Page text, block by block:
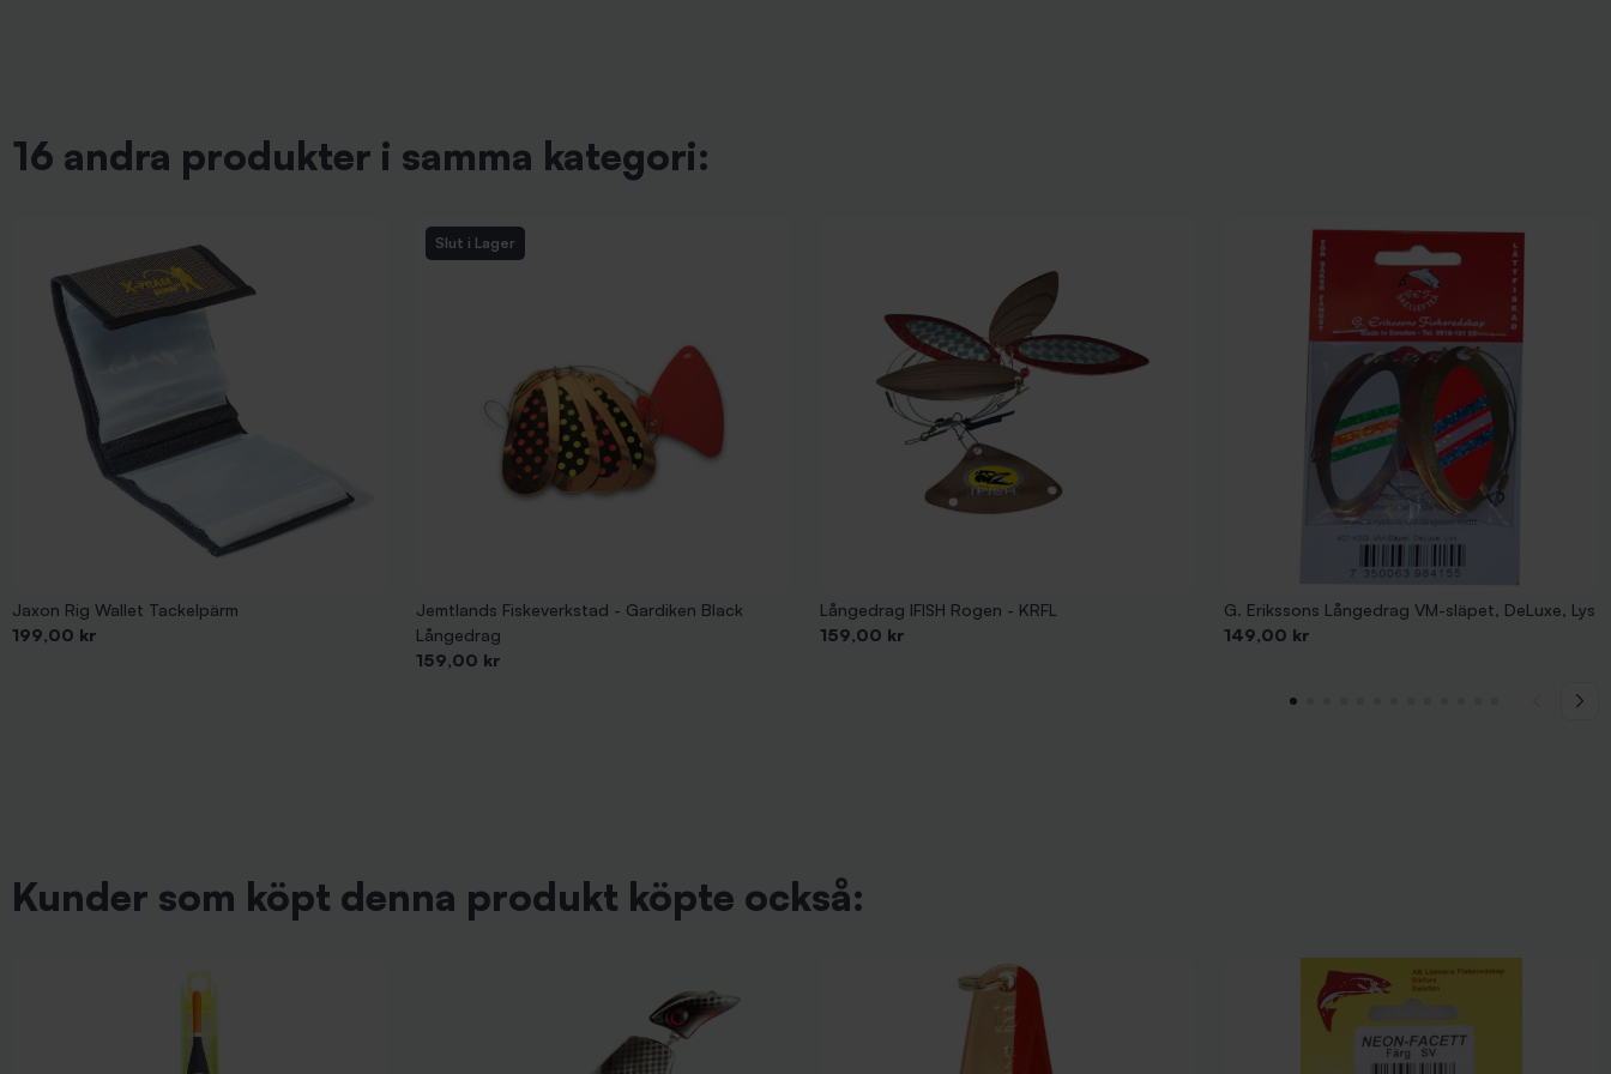
16 andra produkter i samma kategori:
Jaxon Rig Wallet Tackelpärm
Pris
199,00 kr
Slut i Lager
Jemtlands Fiskeverkstad - Gardiken Black
Långedrag
Pris
159,00 kr
Långedrag IFISH Rogen - KRFL
Pris
159,00 kr
G. Erikssons Långedrag VM-släpet, DeLuxe, Lys
Pris
149,00 kr
Kunder som köpt denna produkt köpte också: